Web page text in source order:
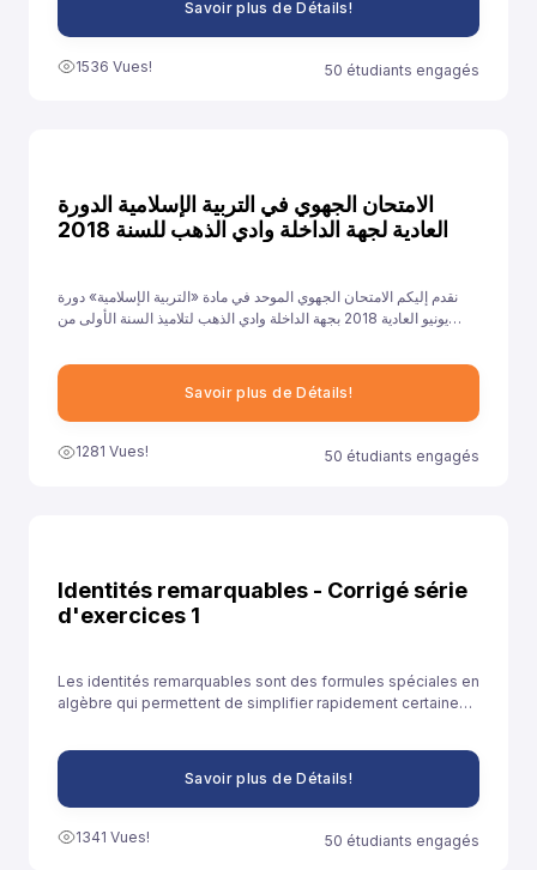
Savoir plus de Détails!
1536 Vues! 50 étudiants engagés
الامتحان الجهوي في التربية الإسلامية الدورة
العادية لجهة الداخلة وادي الذهب للسنة 2018
نقدم إليكم الامتحان الجهوي الموحد في مادة «التربية الإسلامية» دورة
يونيو العادية 2018 بجهة الداخلة وادي الذهب لتلاميذ السنة الأولى من
توفيرنا لهذا النموذج إلى مساعدة تلاميذ على الاستعداد الجيد لخوض غمار
Savoir plus de Détails!
1281 Vues! 50 étudiants engagés
Identités remarquables - Corrigé série
d'exercices 1
Les identités remarquables sont des formules spéciales en
algèbre qui permettent de simplifier rapidement certaines
des expressions ou résoudre des équations plus
Savoir plus de Détails!
1341 Vues! 50 étudiants engagés